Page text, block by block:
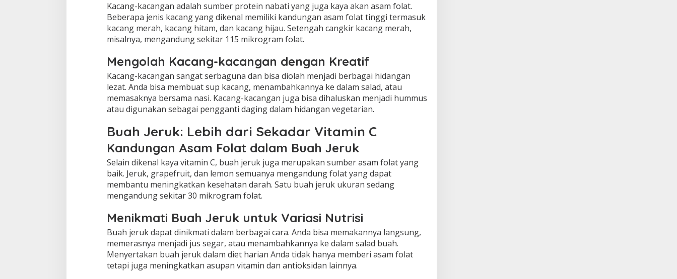
Kacang-kacangan adalah sumber protein nabati yang juga kaya akan asam folat.
Beberapa jenis kacang yang dikenal memiliki kandungan asam folat tinggi termasuk
kacang merah, kacang hitam, dan kacang hijau. Setengah cangkir kacang merah,
misalnya, mengandung sekitar 115 mikrogram folat.
Mengolah Kacang-kacangan dengan Kreatif
Kacang-kacangan sangat serbaguna dan bisa diolah menjadi berbagai hidangan
lezat. Anda bisa membuat sup kacang, menambahkannya ke dalam salad, atau
memasaknya bersama nasi. Kacang-kacangan juga bisa dihaluskan menjadi hummus
atau digunakan sebagai pengganti daging dalam hidangan vegetarian.
Buah Jeruk: Lebih dari Sekadar Vitamin C
Kandungan Asam Folat dalam Buah Jeruk
Selain dikenal kaya vitamin C, buah jeruk juga merupakan sumber asam folat yang
baik. Jeruk, grapefruit, dan lemon semuanya mengandung folat yang dapat
membantu meningkatkan kesehatan darah. Satu buah jeruk ukuran sedang
mengandung sekitar 30 mikrogram folat.
Menikmati Buah Jeruk untuk Variasi Nutrisi
Buah jeruk dapat dinikmati dalam berbagai cara. Anda bisa memakannya langsung,
memerasnya menjadi jus segar, atau menambahkannya ke dalam salad buah.
Menyertakan buah jeruk dalam diet harian Anda tidak hanya memberi asam folat
tetapi juga meningkatkan asupan vitamin dan antioksidan lainnya.